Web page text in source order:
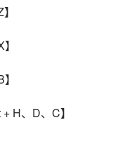
H、D、C】